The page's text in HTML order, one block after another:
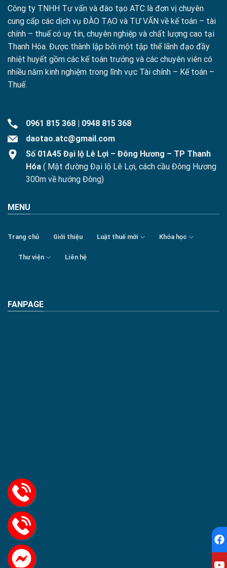
Công ty TNHH Tư vấn và đào tạo ATC là đơn vị chuyên
cung cấp các dịch vụ ĐÀO TẠO và TƯ VẤN về kế toán – tài
chính – thuế có uy tín, chuyên nghiệp và chất lượng cao tại
Thanh Hóa. Được thành lập bởi một tập thể lãnh đạo đầy
nhiệt huyết gồm các kế toán trưởng và các chuyên viên có
nhiều năm kinh nghiệm trong lĩnh vực Tài chính – Kế toán –
Thuế.
0961 815 368 | 0948 815 368
daotao.atc@gmail.com
Số 01A45 Đại lộ Lê Lợi – Đông Hương – TP Thanh
Hóa ( Mặt đường Đại lộ Lê Lợi, cách cầu Đông Hương
300m về hướng Đông)
MENU
Trang chủ Giới thiệu Luật thuế mới Khóa học
Thư viện Liên hệ
FANPAGE